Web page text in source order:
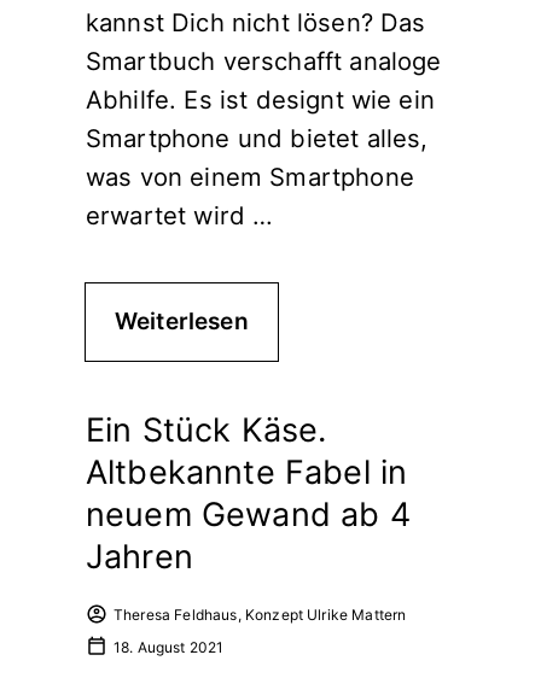
kannst Dich nicht lösen? Das
Smartbuch verschafft analoge
Abhilfe. Es ist designt wie ein
Smartphone und bietet alles,
was von einem Smartphone
erwartet wird …
Weiterlesen
Ein Stück Käse.
Altbekannte Fabel in
neuem Gewand ab 4
Jahren
Theresa Feldhaus, Konzept Ulrike Mattern
18. August 2021